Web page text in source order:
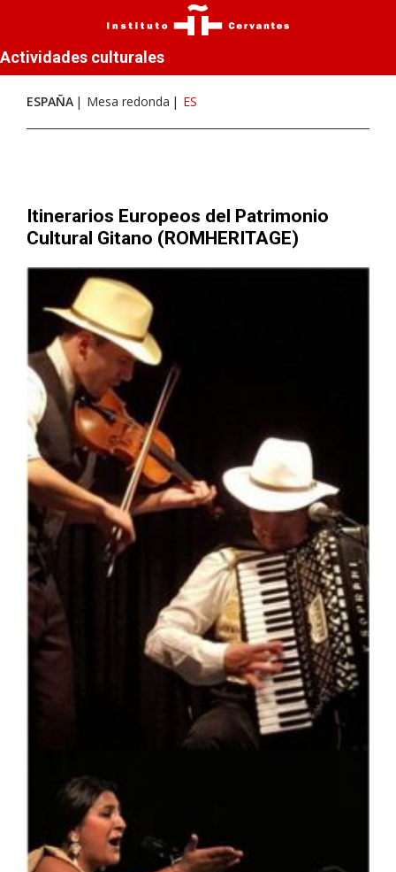
Actividades culturales
ESPAÑA Mesa redonda ES
Itinerarios Europeos del Patrimonio
Cultural Gitano (ROMHERITAGE)